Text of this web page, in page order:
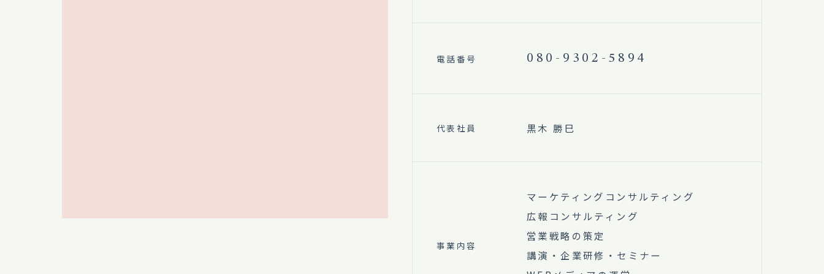
電話番号 080-9302-5894
代表社員 黒木 勝巳
事業内容
マーケティングコンサルティング
広報コンサルティング
営業戦略の策定
講演・企業研修・セミナー